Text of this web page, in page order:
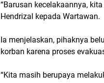
“Barusan kecelakaannya,
Hendrizal kepada Wartawan.
Ia menjelaskan, pihaknya
korban karena proses
“Kita masih berupaya